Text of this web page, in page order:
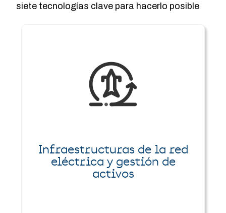
siete tecnologías clave para hacerlo posible
Infraestructuras de la red
eléctrica y gestión de
activos